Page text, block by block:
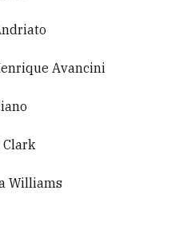
Avancini
Clark
Williams